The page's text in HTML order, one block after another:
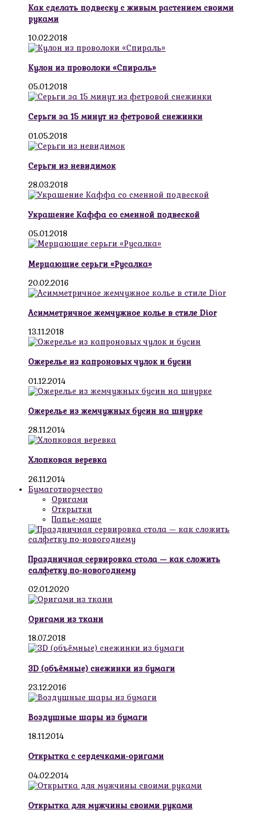
Как сделать подвеску с живым растением своими
руками
10.02.2018
Кулон из проволоки «Спираль»
05.01.2018
Серьги за 15 минут из фетровой снежинки
01.05.2018
Серьги из невидимок
28.03.2018
Украшение Каффа со сменной подвеской
05.01.2018
Мерцающие серьги «Русалка»
20.02.2016
Асимметричное жемчужное колье в стиле Dior
13.11.2018
Ожерелье из капроновых чулок и бусин
01.12.2014
Ожерелье из жемчужных бусин на шнурке
28.11.2014
Хлопковая веревка
26.11.2014
Бумаготворчество
Оригами
Открытки
Папье-маше
Праздничная сервировка стола — как сложить
салфетку по-новогоднему
02.01.2020
Оригами из ткани
18.07.2018
3D (объёмные) снежинки из бумаги
23.12.2016
Воздушные шары из бумаги
18.11.2014
Открытка с сердечками-оригами
04.02.2014
Открытка для мужчины своими руками